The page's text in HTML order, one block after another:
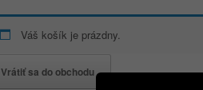
Váš košík je prázdny.
Vrátiť sa do obchodu